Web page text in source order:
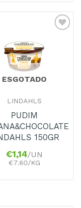
Adicionar
Favoritos
ESGOTADO
LINDAHLS
PUDIM
150GR
€1,14/UN
€7.60/KG